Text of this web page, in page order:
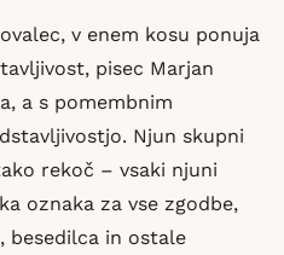
v enem kosu ponuja
pisec Marjan
a s pomembnim
Njun skupni
rekoč – vsaki njuni
oznaka za vse zgodbe,
besedilca in ostale